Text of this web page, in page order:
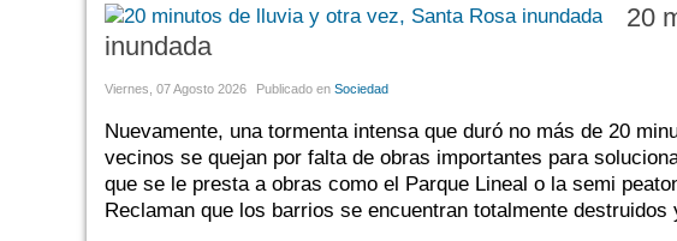
20
inundada
Viernes, 07 Agosto 2026 Publicado en Sociedad
Nuevamente, una tormenta intensa que duró no más de 20
vecinos se quejan por falta de obras importantes para
que se le presta a obras como el Parque Lineal o la semi
Reclaman que los barrios se encuentran totalmente